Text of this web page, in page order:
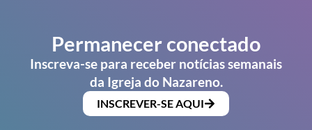
Permanecer conectado
Inscreva-se para receber notícias semanais
da Igreja do Nazareno.
INSCREVER-SE AQUI